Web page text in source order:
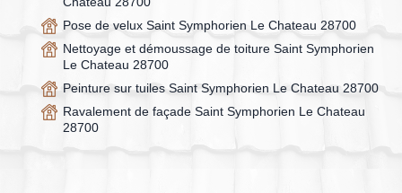
Pose de velux Saint Symphorien Le Chateau 28700
Nettoyage et démoussage de toiture Saint Symphorien
Le Chateau 28700
Peinture sur tuiles Saint Symphorien Le Chateau 28700
Ravalement de façade Saint Symphorien Le Chateau
28700